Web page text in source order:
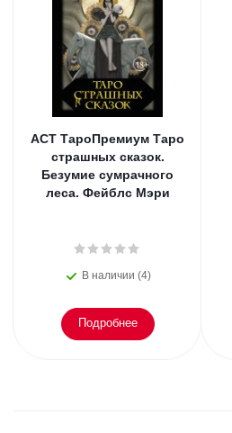
АСТ ТароПремиум Таро
страшных сказок.
Безумие сумрачного
леса. Фейблс Мэри
В наличии (4)
Подробнее